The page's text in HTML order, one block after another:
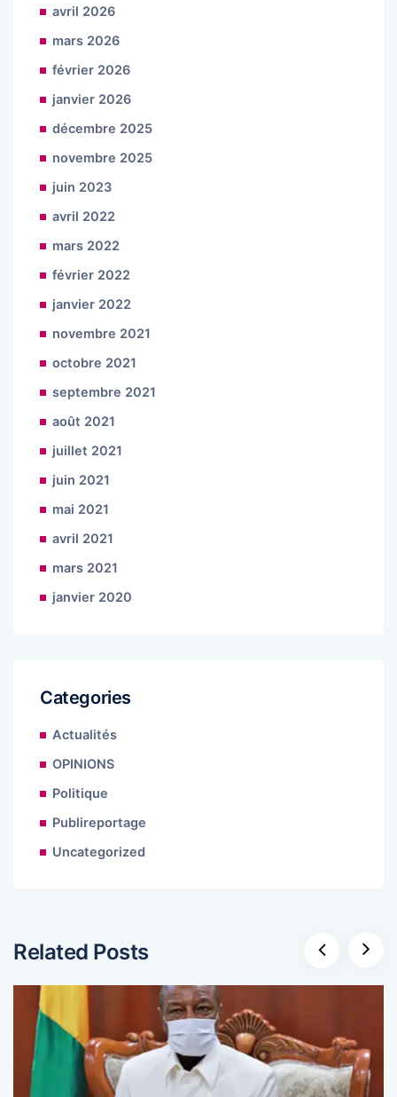
avril 2026
mars 2026
février 2026
janvier 2026
décembre 2025
novembre 2025
juin 2023
avril 2022
mars 2022
février 2022
janvier 2022
novembre 2021
octobre 2021
septembre 2021
août 2021
juillet 2021
juin 2021
mai 2021
avril 2021
mars 2021
janvier 2020
Categories
Actualités
OPINIONS
Politique
Publireportage
Uncategorized
Related Posts